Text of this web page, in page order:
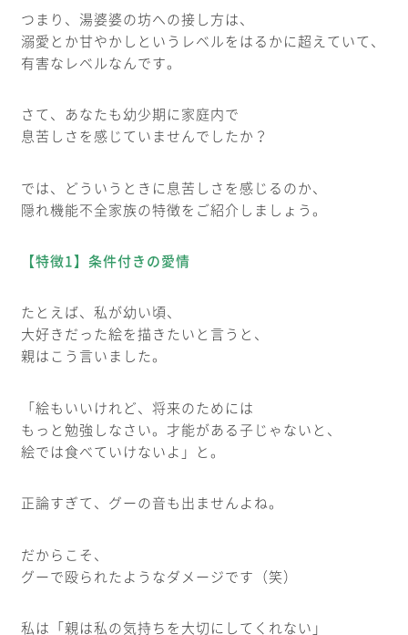
つまり、湯婆婆の坊への接し方は、
溺愛とか甘やかしというレベルをはるかに超えていて、
有害なレベルなんです。
さて、あなたも幼少期に家庭内で
息苦しさを感じていませんでしたか？
では、どういうときに息苦しさを感じるのか、
隠れ機能不全家族の特徴をご紹介しましょう。
【特徴1】条件付きの愛情
たとえば、私が幼い頃、
大好きだった絵を描きたいと言うと、
親はこう言いました。
「絵もいいけれど、将来のためには
もっと勉強しなさい。才能がある子じゃないと、
絵では食べていけないよ」と。
正論すぎて、グーの音も出ませんよね。
だからこそ、
グーで殴られたようなダメージです（笑）
私は「親は私の気持ちを大切にしてくれない」